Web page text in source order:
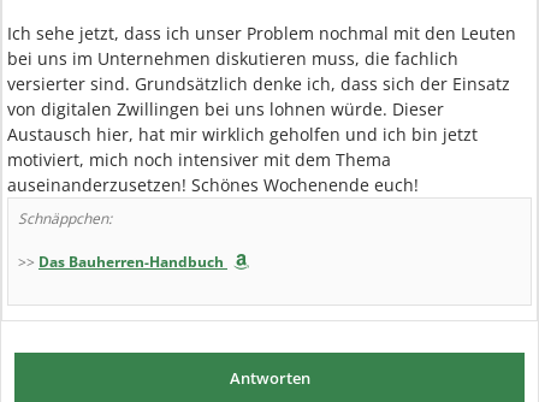
Ich sehe jetzt, dass ich unser Problem nochmal mit den Leuten
bei uns im Unternehmen diskutieren muss, die fachlich
versierter sind. Grundsätzlich denke ich, dass sich der Einsatz
von digitalen Zwillingen bei uns lohnen würde. Dieser
Austausch hier, hat mir wirklich geholfen und ich bin jetzt
motiviert, mich noch intensiver mit dem Thema
auseinanderzusetzen! Schönes Wochenende euch!
Schnäppchen:
>> Das Bauherren-Handbuch
Antworten